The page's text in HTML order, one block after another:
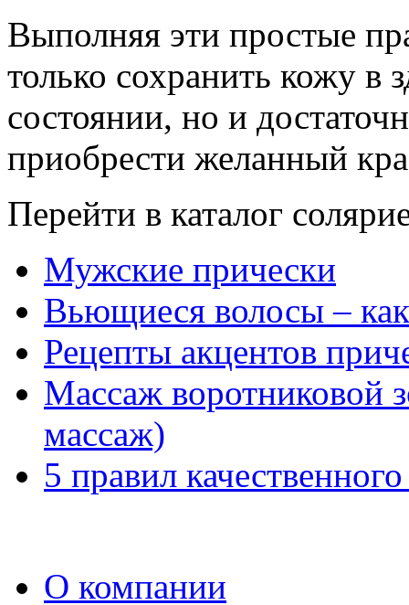
Выполняя эти простые
только сохранить кожу в
состоянии, но и
приобрести желанный
Перейти в каталог
Мужские прически
Вьющиеся волосы –
Рецепты акцентов
Массаж воротниковой
массаж)
5 правил качественного
О компании